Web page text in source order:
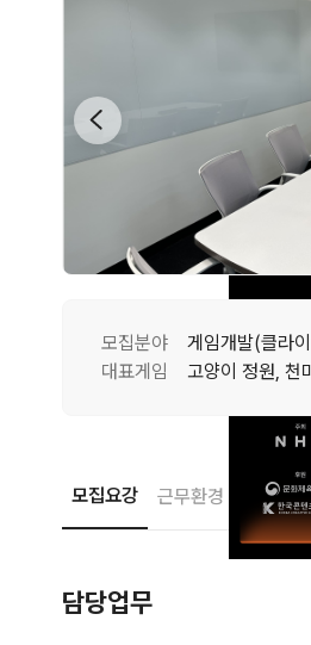
모집분야 게임개발(클라
대표게임 고양이 정원, 천
모집요강 근무환경 접수안내
담당업무